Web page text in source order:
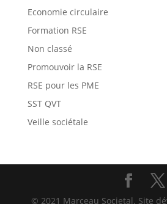
Economie circulaire
Formation RSE
Non classé
Promouvoir la RSE
RSE pour les PME
SST QVT
Veille sociétale
© 2021 Marceau Societal. Site